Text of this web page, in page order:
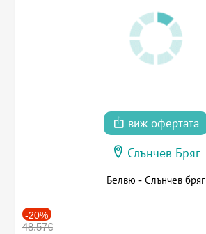
виж офертата
Слънчев Бряг
Белвю - Слънчев бряг
-20%
48.57€